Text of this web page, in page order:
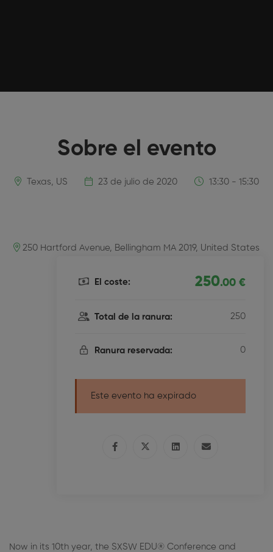
Sobre el evento
Texas, US 23 de julio de 2020 13:30 - 15:30
250 Hartford Avenue, Bellingham MA 2019, United States
El coste: 250.00 €
Total de la ranura: 250
Ranura reservada: 0
Este evento ha expirado
Now in its 10th year, the SXSW EDU® Conference and